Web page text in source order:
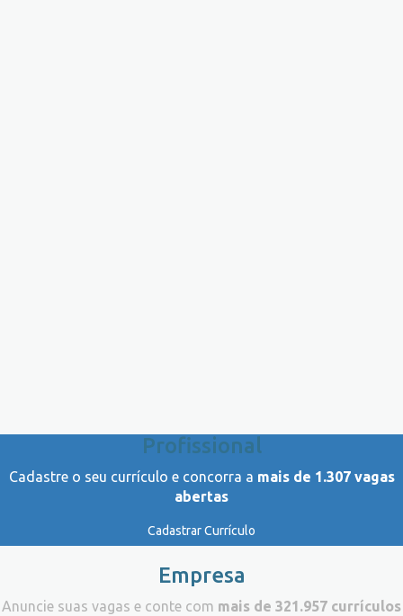
Profissional
Cadastre o seu currículo e concorra a mais de 1.307 vagas
abertas
Cadastrar Currículo
Empresa
Anuncie suas vagas e conte com mais de 321.957 currículos